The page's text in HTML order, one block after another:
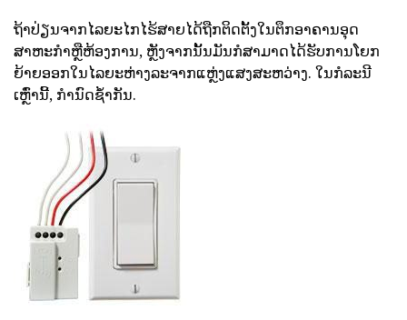
ຖ້າປ່ຽນຈາກໄລຍະໄກໄຮ້ສາຍໄດ້ຖືກຕິດຕັ້ງໃນຕຶກອາຄານອຸດ
ສາຫະກໍາຫຼືຫ້ອງການ, ຫຼັງຈາກນັ້ນມັນກໍສາມາດໄດ້ຮັບການໂຍກ
ຍ້າຍອອກໃນໄລຍະຫ່າງລະຈາກແຫຼ່ງແສງສະຫວ່າງ. ໃນກໍລະນີ
ເຫຼົ່ານີ້, ກໍານົດຊ້ໍາກັນ.